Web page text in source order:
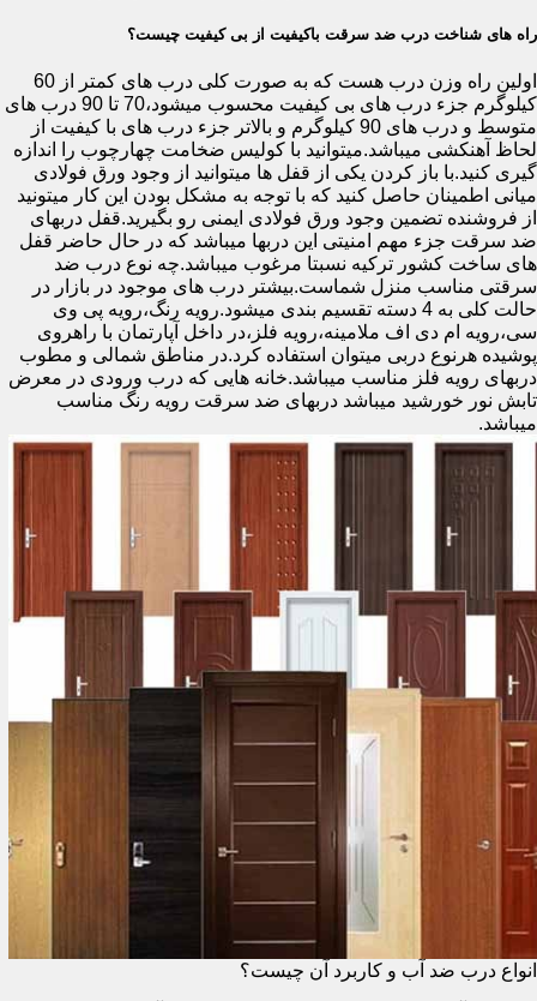
راه های شناخت درب ضد سرقت باکیفیت از بی کیفیت چیست؟
اولین راه وزن درب هست که به صورت کلی درب های کمتر از 60
کیلوگرم جزء درب های بی کیفیت محسوب میشود،70 تا 90 درب های
متوسط و درب های 90 کیلوگرم و بالاتر جزء درب های با کیفیت از
لحاظ آهنکشی میباشد.میتوانید با کولیس ضخامت چهارچوب را اندازه
گیری کنید.با باز کردن یکی از قفل ها میتوانید از وجود ورق فولادی
میانی اطمینان حاصل کنید که با توجه به مشکل بودن این کار میتونید
از فروشنده تضمین وجود ورق فولادی ایمنی رو بگیرید.قفل دربهای
ضد سرقت جزء مهم امنیتی این دربها میباشد که در حال حاضر قفل
های ساخت کشور ترکیه نسبتا مرغوب میباشد.چه نوع درب ضد
سرقتی مناسب منزل شماست.بیشتر درب های موجود در بازار در
حالت کلی به 4 دسته تقسیم بندی میشود.رویه رنگ،رویه پی وی
سی،رویه ام دی اف ملامینه،رویه فلز،در داخل آپارتمان با راهروی
پوشیده هرنوع دربی میتوان استفاده کرد.در مناطق شمالی و مطوب
دربهای رویه فلز مناسب میباشد.خانه هایی که درب ورودی در معرض
تابش نور خورشید میباشد دربهای ضد سرقت رویه رنگ مناسب
میباشد.
انواع درب ضد آب و کاربرد آن چیست؟